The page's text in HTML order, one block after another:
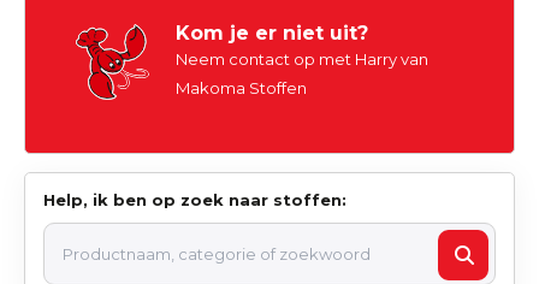
Kom je er niet uit?
Neem contact op met Harry van
Makoma Stoffen
Help, ik ben op zoek naar stoffen: